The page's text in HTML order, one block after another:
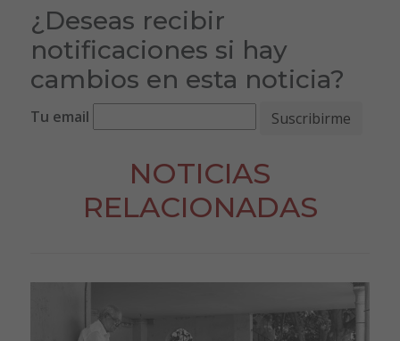
¿Deseas recibir
notificaciones si hay
cambios en esta noticia?
Tu email
NOTICIAS
RELACIONADAS